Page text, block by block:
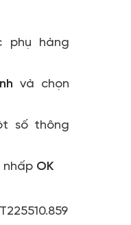
phụ hàng
và chọn
số thông
nhấp OK